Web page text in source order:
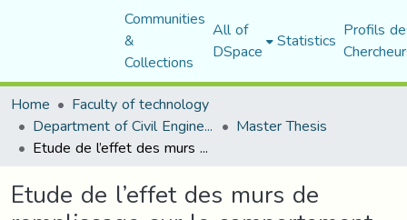
Communities
&
Collections
All of
DSpace Statistics Profils
Home
Faculty of technology
Department of Civil Engineering Master Thesis
Etude de l’effet des murs de remplissage sur le comportement sismique des structures en béton armé
Etude de l’effet des murs de